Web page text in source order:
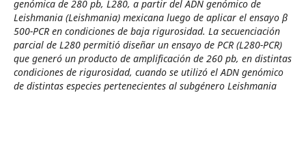
genómica de 280 pb, L280, a partir del ADN genómico de
Leishmania (Leishmania) mexicana luego de aplicar el ensayo β
500-PCR en condiciones de baja rigurosidad. La secuenciación
parcial de L280 permitió diseñar un ensayo de PCR (L280-PCR)
que generó un producto de amplificación de 260 pb, en distintas
condiciones de rigurosidad, cuando se utilizó el ADN genómico
de distintas especies pertenecientes al subgénero Leishmania